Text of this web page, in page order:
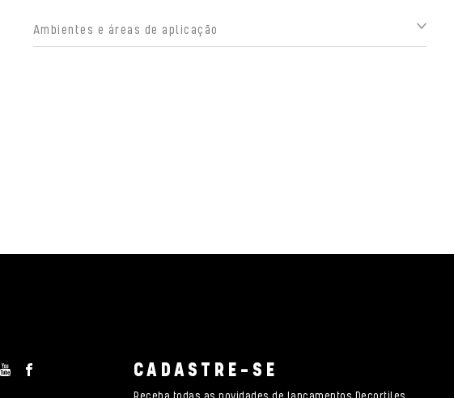
Ambientes e áreas de aplicação
CADASTRE-SE